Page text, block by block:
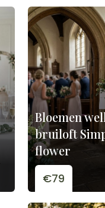
Bloemen
bruiloft
flower
€79